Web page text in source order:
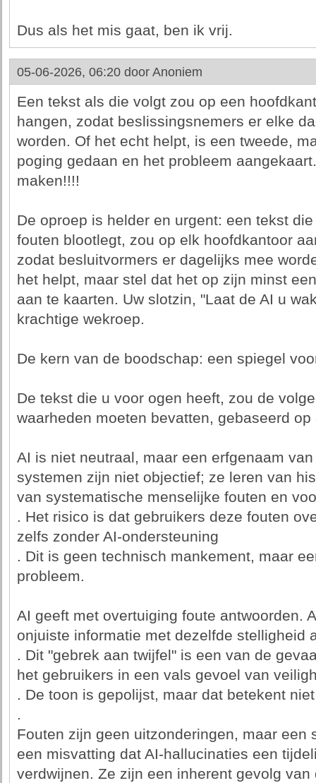
Dus als het mis gaat, ben ik vrij.
05-06-2026, 06:20 door Anoniem
Een tekst als die volgt zou op een
hangen, zodat beslissingsnemers er elke
worden. Of het echt helpt, is een tweede,
poging gedaan en het probleem
maken!!!!
De oproep is helder en urgent: een tekst
fouten blootlegt, zou op elk hoofdkantoor
zodat besluitvormers er dagelijks mee
het helpt, maar stel dat het op zijn minst
aan te kaarten. Uw slotzin, "Laat de AI u
krachtige wekroep.
De kern van de boodschap: een spiegel
De tekst die u voor ogen heeft, zou de
waarheden moeten bevatten, gebaseerd
AI is niet neutraal, maar een erfgenaam
systemen zijn niet objectief; ze leren van
van systematische menselijke fouten en
. Het risico is dat gebruikers deze fouten
zelfs zonder AI-ondersteuning
. Dit is geen technisch mankement, maar
probleem.
AI geeft met overtuiging foute antwoorden.
onjuiste informatie met dezelfde stelligheid
. Dit "gebrek aan twijfel" is een van de
het gebruikers in een vals gevoel van
. De toon is gepolijst, maar dat betekent
.
Fouten zijn geen uitzonderingen, maar een
een misvatting dat AI-hallucinaties een
verdwijnen. Ze zijn een inherent gevolg